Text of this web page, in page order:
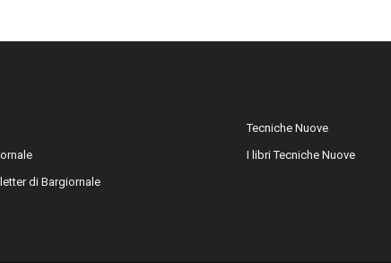
di Bargiornale
Tecniche Nuove
I libri Tecniche Nuove